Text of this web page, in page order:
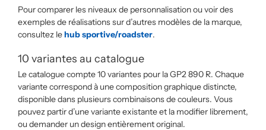
Pour comparer les niveaux de personnalisation ou voir des
exemples de réalisations sur d’autres modèles de la marque,
consultez lehub sportive/roadster.
10 variantes au catalogue
Le catalogue compte 10 variantes pour la GP2 890 R. Chaque
variante correspond à une composition graphique distincte,
disponible dans plusieurs combinaisons de couleurs. Vous
pouvez partir d’une variante existante et la modifier librement,
ou demander un design entièrement original.